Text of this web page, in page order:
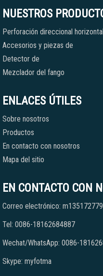
NUESTROS
Perforación direccional horizontal
Accesorios y piezas de
Detector de
Mezclador del fango
ENLACES ÚTILES
Sobre nosotros
Productos
En contacto con nosotros
Mapa del sitio
EN CONTACTO CON
Correo electrónico:
Tel: 0086-18162684887
Wechat/WhatsApp: 0086-
Skype: myfotma